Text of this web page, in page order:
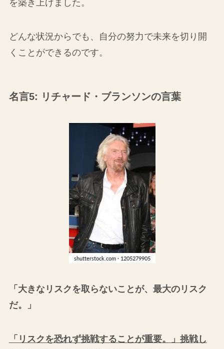
を築き上げました。
どんな状況からでも、自分の努力で未来を切り開
くことができるのです。
名言5: リチャード・ブランソンの言葉
「大きなリスクを取らないことが、最大のリスク
だ。」
「リスクを恐れず挑戦することが重要。」挑戦し